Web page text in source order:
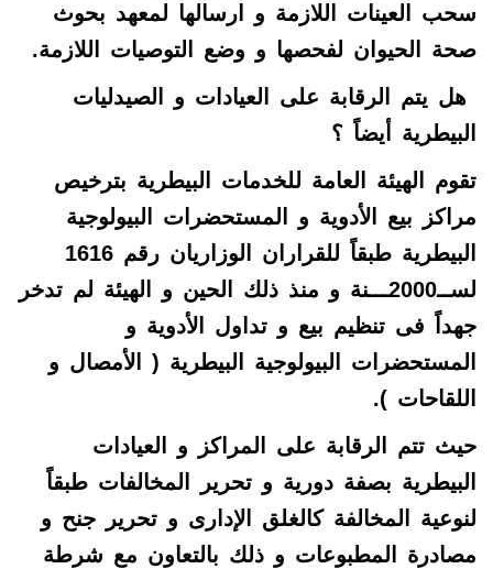
سحب العينات اللازمة و ارسالها لمعهد بحوث
صحة الحيوان لفحصها و وضع التوصيات اللازمة.
هل يتم الرقابة على العيادات و الصيدليات
البيطرية أيضاً ؟
تقوم الهيئة العامة للخدمات البيطرية بترخيص
مراكز بيع الأدوية و المستحضرات البيولوجية
البيطرية طبقاً للقراران الوزاريان رقم 1616
لســ2000ـــنة و منذ ذلك الحين و الهيئة لم تدخر
جهداً فى تنظيم بيع و تداول الأدوية و
المستحضرات البيولوجية البيطرية ( الأمصال و
اللقاحات ).
حيث تتم الرقابة على المراكز و العيادات
البيطرية بصفة دورية و تحرير المخالفات طبقاً
لنوعية المخالفة كالغلق الإدارى و تحرير جنح و
مصادرة المطبوعات و ذلك بالتعاون مع شرطة